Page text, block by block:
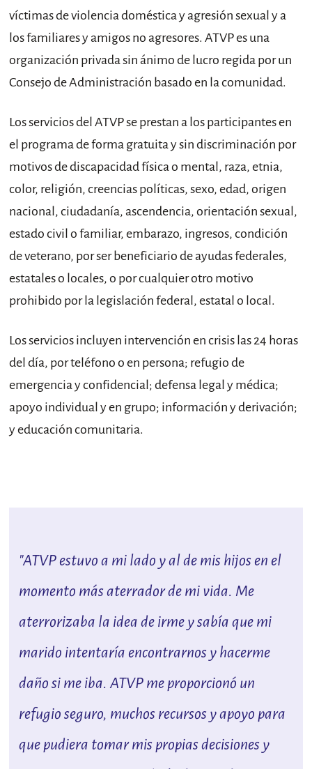
víctimas de violencia doméstica y agresión sexual y a
los familiares y amigos no agresores. ATVP es una
organización privada sin ánimo de lucro regida por un
Consejo de Administración basado en la comunidad.
Los servicios del ATVP se prestan a los participantes en
el programa de forma gratuita y sin discriminación por
motivos de discapacidad física o mental, raza, etnia,
color, religión, creencias políticas, sexo, edad, origen
nacional, ciudadanía, ascendencia, orientación sexual,
estado civil o familiar, embarazo, ingresos, condición
de veterano, por ser beneficiario de ayudas federales,
estatales o locales, o por cualquier otro motivo
prohibido por la legislación federal, estatal o local.
Los servicios incluyen intervención en crisis las 24 horas
del día, por teléfono o en persona; refugio de
emergencia y confidencial; defensa legal y médica;
apoyo individual y en grupo; información y derivación;
y educación comunitaria.
"ATVP estuvo a mi lado y al de mis hijos en el
momento más aterrador de mi vida. Me
aterrorizaba la idea de irme y sabía que mi
marido intentaría encontrarnos y hacerme
daño si me iba. ATVP me proporcionó un
refugio seguro, muchos recursos y apoyo para
que pudiera tomar mis propias decisiones y